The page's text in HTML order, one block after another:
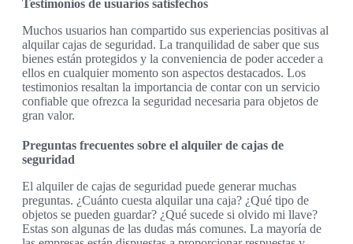
Testimonios de usuarios satisfechos
Muchos usuarios han compartido sus experiencias positivas al
alquilar cajas de seguridad. La tranquilidad de saber que sus
bienes están protegidos y la conveniencia de poder acceder a
ellos en cualquier momento son aspectos destacados. Los
testimonios resaltan la importancia de contar con un servicio
confiable que ofrezca la seguridad necesaria para objetos de
gran valor.
Preguntas frecuentes sobre el alquiler de cajas de
seguridad
El alquiler de cajas de seguridad puede generar muchas
preguntas. ¿Cuánto cuesta alquilar una caja? ¿Qué tipo de
objetos se pueden guardar? ¿Qué sucede si olvido mi llave?
Estas son algunas de las dudas más comunes. La mayoría de